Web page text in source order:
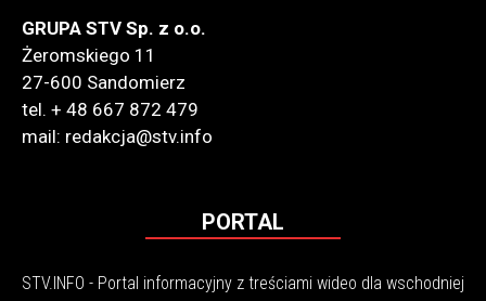
GRUPA STV Sp. z o.o.
Żeromskiego 11
27-600 Sandomierz
tel. + 48 667 872 479
mail: redakcja@stv.info
PORTAL
STV.INFO - Portal informacyjny z treściami wideo dla wschodniej